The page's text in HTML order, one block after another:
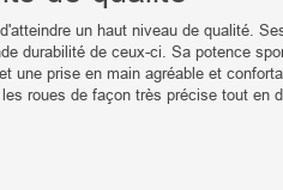
un haut niveau de qualité.
durabilité de ceux-ci. Sa potence
une prise en main agréable et
roues de façon très précise tout en